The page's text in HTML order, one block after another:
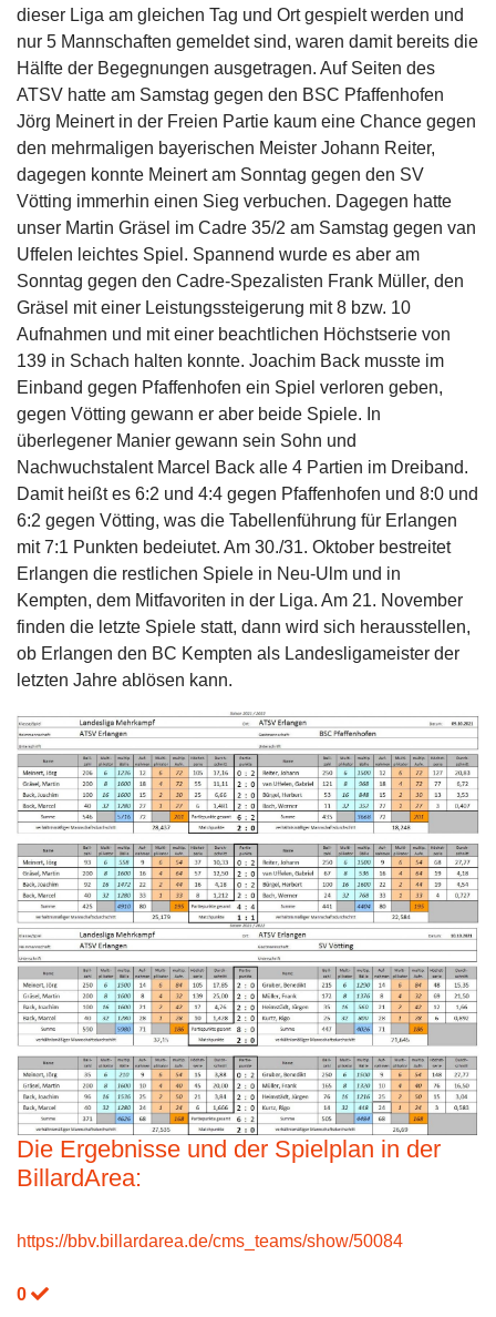
dieser Liga am gleichen Tag und Ort gespielt werden und
nur 5 Mannschaften gemeldet sind, waren damit bereits die
Hälfte der Begegnungen ausgetragen. Auf Seiten des
ATSV hatte am Samstag gegen den BSC Pfaffenhofen
Jörg Meinert in der Freien Partie kaum eine Chance gegen
den mehrmaligen bayerischen Meister Johann Reiter,
dagegen konnte Meinert am Sonntag gegen den SV
Vötting immerhin einen Sieg verbuchen. Dagegen hatte
unser Martin Gräsel im Cadre 35/2 am Samstag gegen van
Uffelen leichtes Spiel. Spannend wurde es aber am
Sonntag gegen den Cadre-Spezalisten Frank Müller, den
Gräsel mit einer Leistungssteigerung mit 8 bzw. 10
Aufnahmen und mit einer beachtlichen Höchstserie von
139 in Schach halten konnte. Joachim Back musste im
Einband gegen Pfaffenhofen ein Spiel verloren geben,
gegen Vötting gewann er aber beide Spiele. In
überlegener Manier gewann sein Sohn und
Nachwuchstalent Marcel Back alle 4 Partien im Dreiband.
Damit heißt es 6:2 und 4:4 gegen Pfaffenhofen und 8:0 und
6:2 gegen Vötting, was die Tabellenführung für Erlangen
mit 7:1 Punkten bedeiutet. Am 30./31. Oktober bestreitet
Erlangen die restlichen Spiele in Neu-Ulm und in
Kempten, dem Mitfavoriten in der Liga. Am 21. November
finden die letzte Spiele statt, dann wird sich herausstellen,
ob Erlangen den BC Kempten als Landesligameister der
letzten Jahre ablösen kann.
Die Ergebnisse und der Spielplan in der
BillardArea:
https://bbv.billardarea.de/cms_teams/show/50084
0